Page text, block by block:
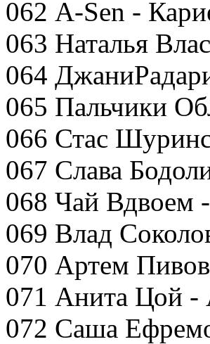
062 A-Sen -
063 Наталья
064
065 Пальчики
066 Стас
067 Слава
068 Чай Вдвоем
069 Влад
070 Артем
071 Анита Цой -
072 Саша